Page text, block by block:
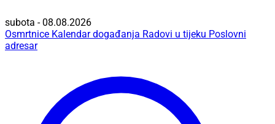
subota - 08.08.2026
Osmrtnice Kalendar događanja Radovi u tijeku Poslovni
adresar